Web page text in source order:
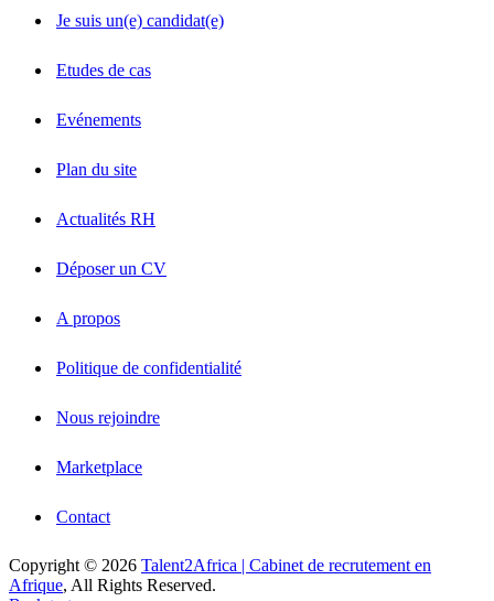
Je suis un(e) candidat(e)
Etudes de cas
Evénements
Plan du site
Actualités RH
Déposer un CV
A propos
Politique de confidentialité
Nous rejoindre
Marketplace
Contact
Copyright © 2026 Talent2Africa | Cabinet de recrutement en
Afrique, All Rights Reserved.